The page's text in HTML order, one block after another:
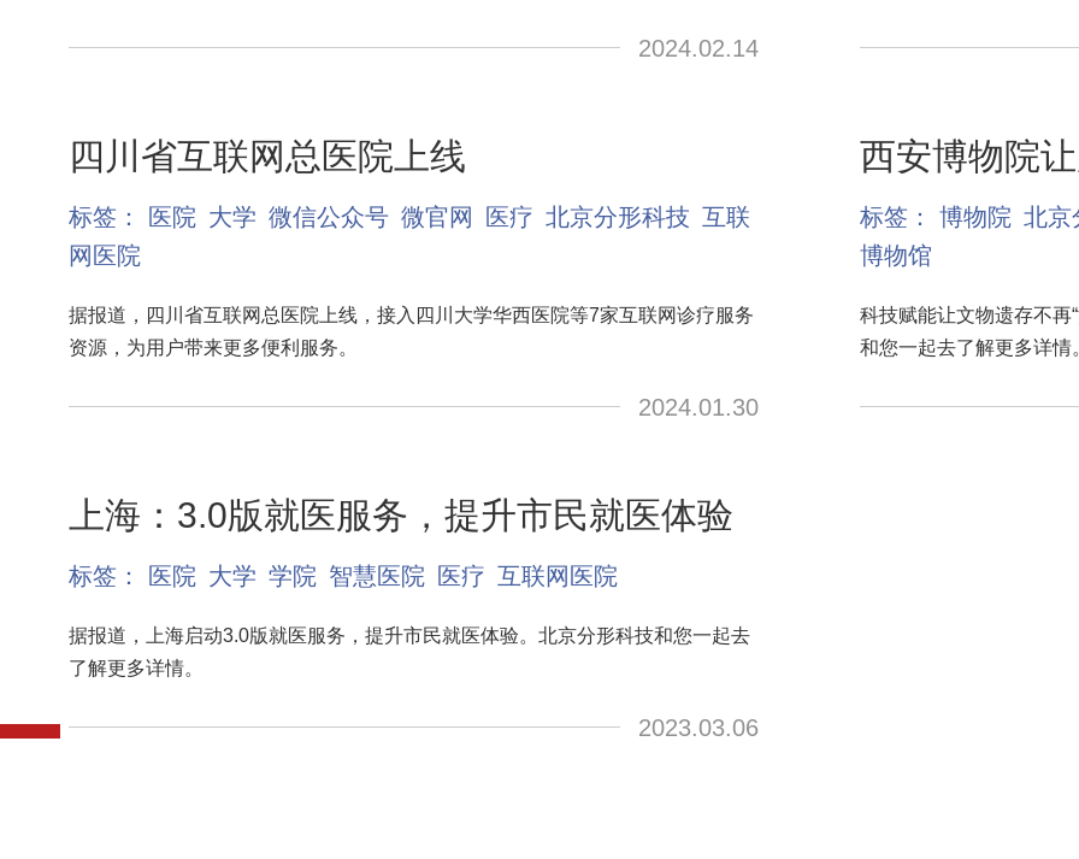
2024.02.14
四川省互联网总医院上线
标签： 医院 大学 微信公众号 微官网 医疗 北京分形科技 互联
网医院
据报道，四川省互联网总医院上线，接入四川大学华西医院等7家互联网诊疗服务
资源，为用户带来更多便利服务。
2024.01.30
上海：3.0版就医服务，提升市民就医体验
标签： 医院 大学 学院 智慧医院 医疗 互联网医院
据报道，上海启动3.0版就医服务，提升市民就医体验。北京分形科技和您一起去
了解更多详情。
2023.03.06
西安博物院
标签： 博物院 北京
博物馆
科技赋能让文物遗存不再
和您一起去了解更多详情